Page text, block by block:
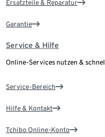
Ersatzteile & Reparatur
Garantie
Service & Hilfe
Online-Services nutzen &
Service-Bereich
Hilfe & Kontakt
Tchibo Online-Konto